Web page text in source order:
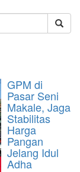
GPM di
Pasar Seni
Makale, Jaga
Stabilitas
Harga
Pangan
Jelang Idul
Adha